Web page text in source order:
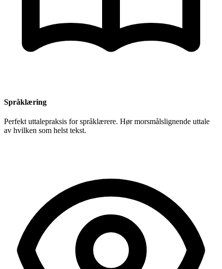
Språklæring
Perfekt uttalepraksis for språklærere. Hør morsmålslignende uttale
av hvilken som helst tekst.